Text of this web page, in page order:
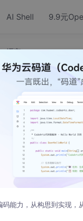
AI Shell 9.9元
语言）
号码查询系
（姓名、电话、QQ、
息
码能力，从构思到实现，